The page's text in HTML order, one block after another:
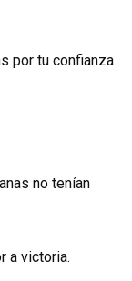
por tu confianza
no tenían
a victoria.